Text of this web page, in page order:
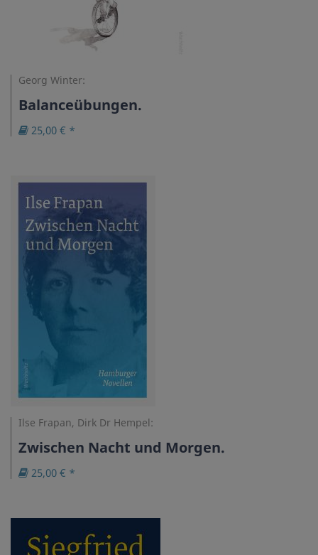
Georg Winter:
Balanceübungen.
25,00 € *
Ilse Frapan, Dirk Dr Hempel:
Zwischen Nacht und Morgen.
25,00 € *